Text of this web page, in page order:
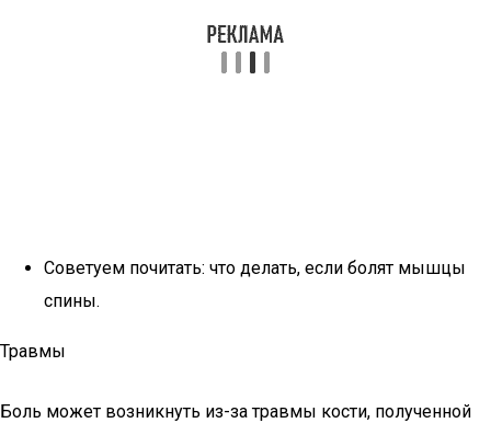
Советуем почитать: что делать, если болят мышцы
спины.
Травмы
Боль может возникнуть из-за травмы кости, полученной